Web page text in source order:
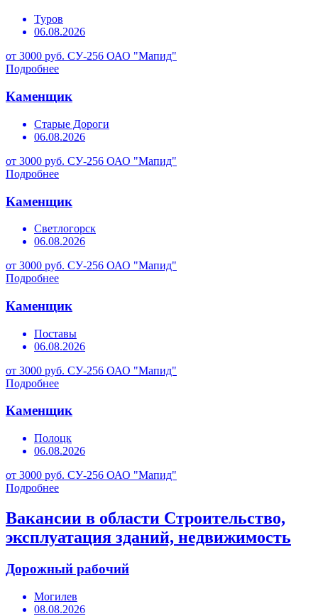
Туров
06.08.2026
от 3000 руб. СУ-256 ОАО "Мапид"
Подробнее
Каменщик
Старые Дороги
06.08.2026
от 3000 руб. СУ-256 ОАО "Мапид"
Подробнее
Каменщик
Светлогорск
06.08.2026
от 3000 руб. СУ-256 ОАО "Мапид"
Подробнее
Каменщик
Поставы
06.08.2026
от 3000 руб. СУ-256 ОАО "Мапид"
Подробнее
Каменщик
Полоцк
06.08.2026
от 3000 руб. СУ-256 ОАО "Мапид"
Подробнее
Вакансии в области Строительство,
эксплуатация зданий, недвижимость
Дорожный рабочий
Могилев
08.08.2026